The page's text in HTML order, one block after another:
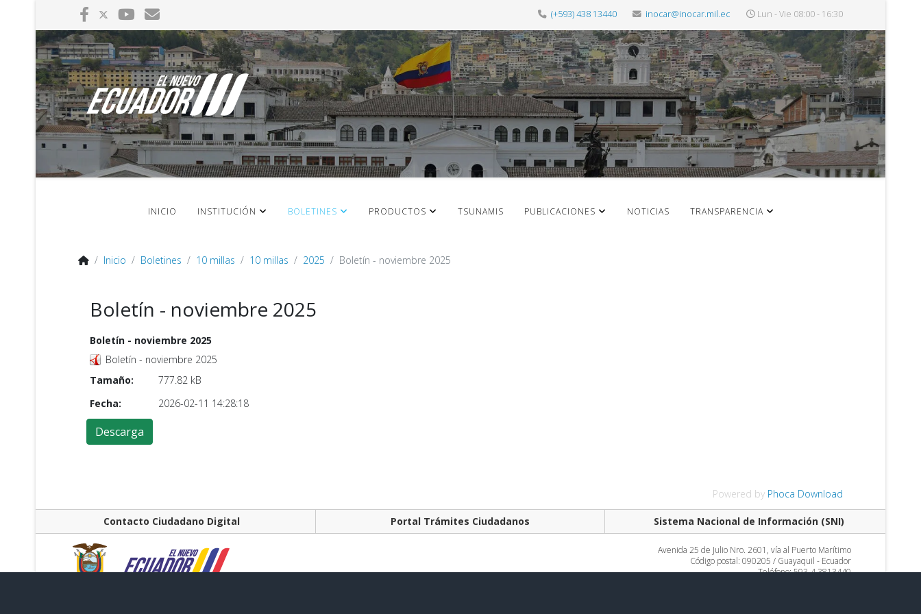
(+593) 438 13440 inocar@inocar.mil.ec Lun - Vie 08:00 - 16:30
INICIO INSTITUCIÓN BOLETINES PRODUCTOS TSUNAMIS PUBLICACIONES NOTICIAS TRANSPARENCIA
Inicio Boletines 10 millas 10 millas 2025 Boletín - noviembre 2025
Boletín - noviembre 2025
Boletín - noviembre 2025
Boletín - noviembre 2025
Tamaño:
777.82 kB
Fecha:
2026-02-11 14:28:18
Powered by Phoca Download
Contacto Ciudadano Digital Portal Trámites Ciudadanos Sistema Nacional de Información (SNI)
Avenida 25 de Julio Nro. 2601, vía al Puerto Marítimo
Código postal: 090205 / Guayaquil - Ecuador
Teléfono: 593-4 3813440